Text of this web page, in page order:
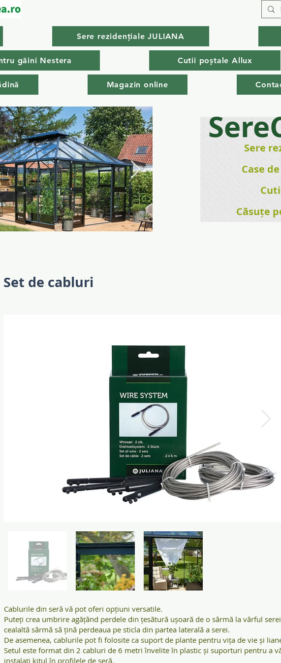
Sere rezidențiale JULIANA
găini Nestera Cutii poștale Allux
Magazin online
Sere
Case
Căsuțe
Set de cabluri
Cablurile din seră vă pot oferi opțiuni versatile.
Puteți crea umbrire agățând perdele din țesătură ușoară de o sârmă la vârful
cealaltă sârmă să țină perdeaua pe sticla din partea laterală a serei.
De asemenea, cablurile pot fi folosite ca suport de plante pentru vița de vie și
Setul este format din 2 cabluri de 6 metri învelite în plastic și suporturi pentru a
instalați kitul în profilele de seră.